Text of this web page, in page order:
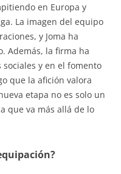
en Europa y
La imagen del equipo
y Joma ha
Además, la firma ha
y en el fomento
que la afición valora
etapa no es solo un
que va más allá de lo